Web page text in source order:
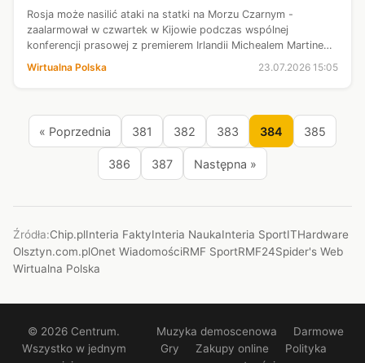
Rosja może nasilić ataki na statki na Morzu Czarnym -
zaalarmował w czwartek w Kijowie podczas wspólnej
konferencji prasowej z premierem Irlandii Michealem Martinem
Wołodymyr Zełenski.
Wirtualna Polska 23.07.2026 15:05
« Poprzednia 381 382 383 384 385
386 387 Następna »
Źródła:Chip.plInteria FaktyInteria NaukaInteria SportITHardware
Olsztyn.com.plOnet WiadomościRMF SportRMF24Spider's Web
Wirtualna Polska
© 2026 Centrum.
Wszystko w jednym
Muzyka demoscenowa
Darmowe
Gry
Zakupy online
Polityka